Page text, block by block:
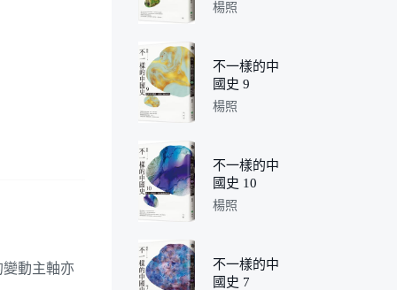
動主軸亦
楊照
不一樣的中
國史 9
楊照
不一樣的中
國史 10
楊照
不一樣的中
國史 7